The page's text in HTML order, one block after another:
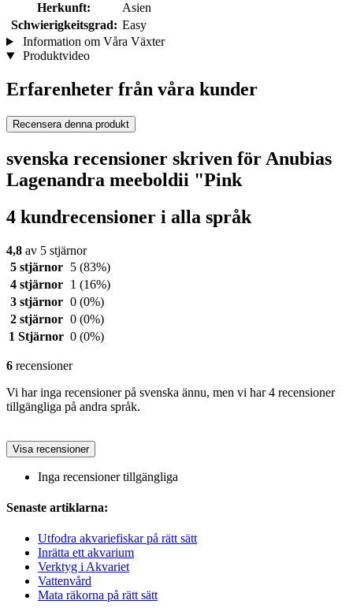
Herkunft:
Asien
Schwierigkeitsgrad: Easy
Information om Våra Växter
Produktvideo
Erfarenheter från våra kunder
Recensera denna produkt
svenska recensioner skriven för Anubias
Lagenandra meeboldii "Pink
4 kundrecensioner i alla språk
4,8 av 5 stjärnor
5 stjärnor
5 (83%)
4 stjärnor
1 (16%)
3 stjärnor 0 (0%)
2 stjärnor 0 (0%)
1 Stjärnor 0 (0%)
6 recensioner
Vi har inga recensioner på svenska ännu, men vi har 4 recensioner
tillgängliga på andra språk.
Visa recensioner
Inga recensioner tillgängliga
Senaste artiklarna:
Utfodra akvariefiskar på rätt sätt
Inrätta ett akvarium
Verktyg i Akvariet
Vattenvård
Mata räkorna på rätt sätt